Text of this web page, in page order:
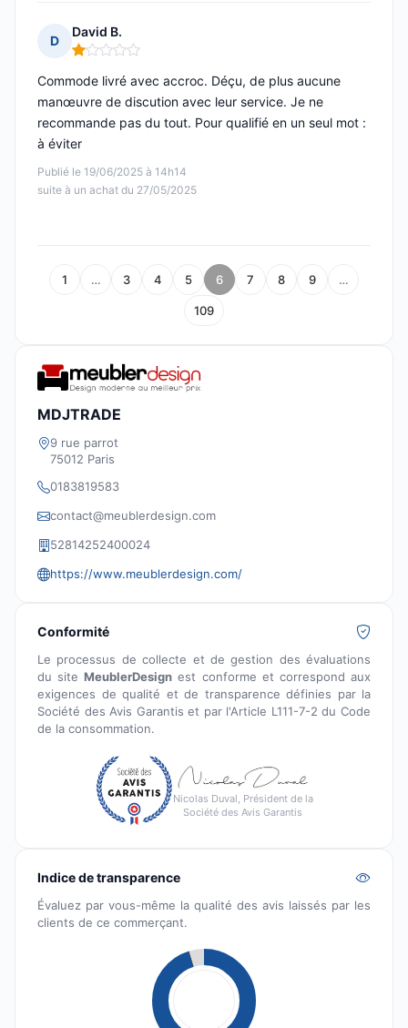
D
David B.
Note : 1 sur 5
Publié le 19/06/2025 à 14h14
suite à un achat du 27/05/2025
Commode livré avec accroc. Déçu, de plus aucune
manœuvre de discution avec leur service. Je ne
recommande pas du tout. Pour qualifié en un seul mot :
à éviter
1 … 3 4 5 6 7 8 9 …
109
MDJTRADE
9 rue parrot
75012 Paris
0183819583
contact@meublerdesign.com
52814252400024
https://www.meublerdesign.com/
Conformité
Le processus de collecte et de gestion des évaluations
du siteMeublerDesign est conforme et correspond aux
exigences de qualité et de transparence définies par la
Société des Avis Garantis et par l'Article L111-7-2 du Code
de la consommation.
Nicolas Duval, Président de la
Société des Avis Garantis
Indice de transparence
Évaluez par vous-même la qualité des avis laissés par les
clients de ce commerçant.